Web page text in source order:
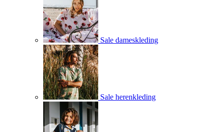
Sale dameskleding
Sale herenkleding